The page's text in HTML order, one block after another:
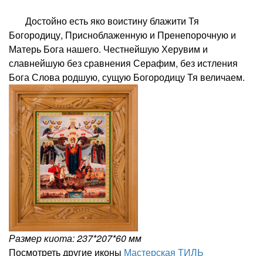
Достойно есть яко воистину блажити Тя
Богородицу, Присноблаженную и Пренепорочную и
Матерь Бога нашего. Честнейшую Херувим и
славнейшую без сравнения Серафим, без истления
Бога Слова родшую, сущую Богородицу Тя величаем.
Размер киота: 237*207*60 мм
Посмотреть другие иконы Мастерская ТИЛЬ